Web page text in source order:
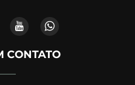
CONTATO